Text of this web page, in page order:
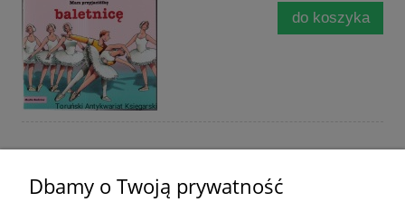
do koszyka
Mam przyjaciółkę księgarkę / Birgit Bergander i
Dbamy o Twoją prywatność